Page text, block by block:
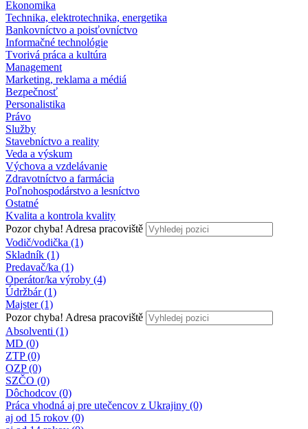
Ekonomika
Technika, elektrotechnika, energetika
Bankovníctvo a poisťovníctvo
Informačné technológie
Tvorivá práca a kultúra
Management
Marketing, reklama a médiá
Bezpečnosť
Personalistika
Právo
Služby
Stavebníctvo a reality
Veda a výskum
Výchova a vzdelávanie
Zdravotníctvo a farmácia
Poľnohospodárstvo a lesníctvo
Ostatné
Kvalita a kontrola kvality
Pozor chyba! Adresa pracoviště
Vodič/vodička (1)
Skladník (1)
Predavač/ka (1)
Operátor/ka výroby (4)
Údržbár (1)
Majster (1)
Pozor chyba! Adresa pracoviště
Absolventi (1)
MD (0)
ZTP (0)
OZP (0)
SZČO (0)
Dôchodcov (0)
Práca vhodná aj pre utečencov z Ukrajiny (0)
aj od 15 rokov (0)